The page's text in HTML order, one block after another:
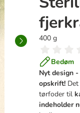
400 g
Bedøm
Nyt design
opskrift!
tørfoder til
indeholder